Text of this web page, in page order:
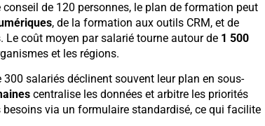
de 120 personnes, le plan de formation peut
, de la formation aux outils CRM, et de
coût moyen par salarié tourne autour de 1 500
et les régions.
salariés déclinent souvent leur plan en sous-
centralise les données et arbitre les priorités
via un formulaire standardisé, ce qui facilite